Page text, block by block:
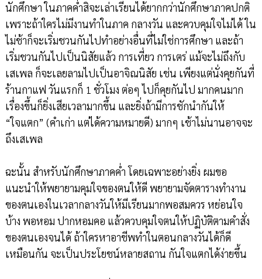
นักศึกษา ในภาคค่ำสิจะเล่าเรียนได้ยากกว่านักศึกษาภาคปกติ
เพราะถ้าใครไม่มีงานทำในภาค กลางวัน และควบคุมใจไม่ได้ ใน
ไม่ช้าก็จะเริ่มชวนกันไปทำอย่างอื่นที่ไม่ใช่การศึกษา และถ้า
เริ่มชวนกันไปเป็นนิสัยแล้ว การเที่ยว การเตร่ แม้จะไม่ถึงกับ
เสเพล ก็จะเลยลามไปเป็นอาจิณนิสัย เช่น เพียงแต่นั่งคุยกันที่
ร้านกาแฟ วันแรกก็ 1 ชั่วโมง ต่อๆ ไปก็คุยกันไป มากคนมาก
เรื่องขึ้นก็ยิ่งเสียเวลามากขึ้น และยิ่งถ้ามีการชักนำกันให้
“ใจแตก” (คำเก่า แต่ได้ความหมายดี) มากๆ เช้าไม่นานอาจจะ
ถึงเสเพล
ฉะนั้น สำหรับนักศึกษาภาคค่ำ โดยเฉพาะอย่างยิ่ง ผมขอ
แนะนำให้พยายามคุมใจของตนให้ดี พยายามจัดตารางทำงาน
ของตนเองในเวลากลางวันให้มีเรียนมากพอสมควร หย่อนใจ
บ้าง พอหอม ปากหอมคอ แล้วควบคุมใจตนให้ปฏิบัติตามคำสั่ง
ของตนเองจนได้ ถ้าใครหาอาชีพทำในตอนกลางวันได้ก็ดี
เหมือนกัน จะเป็นประโยชน์หลายสถาน กันใจแตกได้ง่ายขึ้น